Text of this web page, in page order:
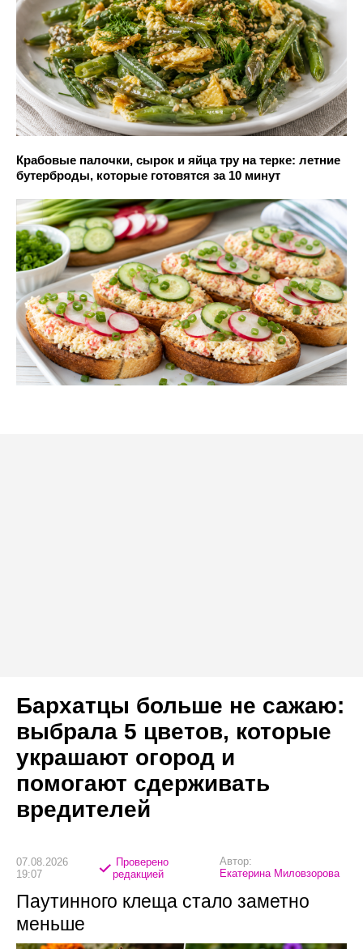
Крабовые палочки, сырок и яйца тру на терке: летние
бутерброды, которые готовятся за 10 минут
Бархатцы больше не сажаю:
выбрала 5 цветов, которые
украшают огород и
помогают сдерживать
вредителей
07.08.2026
19:07
Проверено
редакцией
Автор:
Екатерина Миловзорова
Паутинного клеща стало заметно
меньше